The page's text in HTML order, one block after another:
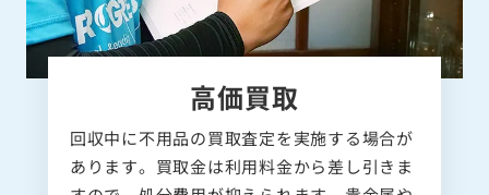
高価買取
回収中に不用品の買取査定を実施する場合が
あります。買取金は利用料金から差し引きま